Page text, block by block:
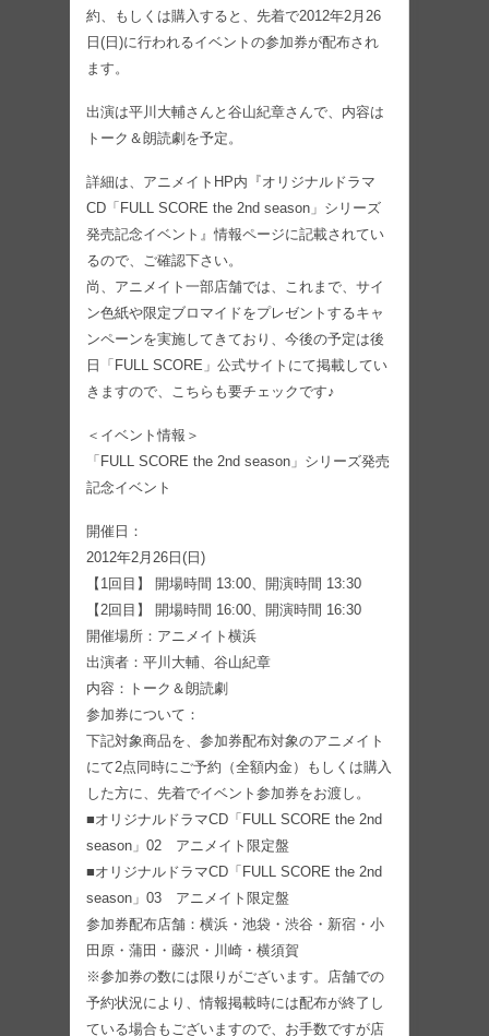
約、もしくは購入すると、先着で2012年2月26
日(日)に行われるイベントの参加券が配布され
ます。
出演は平川大輔さんと谷山紀章さんで、内容は
トーク＆朗読劇を予定。
詳細は、アニメイトHP内『オリジナルドラマ
CD「FULL SCORE the 2nd season」シリーズ
発売記念イベント』情報ページに記載されてい
るので、ご確認下さい。
尚、アニメイト一部店舗では、これまで、サイ
ン色紙や限定ブロマイドをプレゼントするキャ
ンペーンを実施してきており、今後の予定は後
日「FULL SCORE」公式サイトにて掲載してい
きますので、こちらも要チェックです♪
＜イベント情報＞
「FULL SCORE the 2nd season」シリーズ発売
記念イベント
開催日：
2012年2月26日(日)
【1回目】 開場時間 13:00、開演時間 13:30
【2回目】 開場時間 16:00、開演時間 16:30
開催場所：アニメイト横浜
出演者：平川大輔、谷山紀章
内容：トーク＆朗読劇
参加券について：
下記対象商品を、参加券配布対象のアニメイト
にて2点同時にご予約（全額内金）もしくは購入
した方に、先着でイベント参加券をお渡し。
■オリジナルドラマCD「FULL SCORE the 2nd
season」02 アニメイト限定盤
■オリジナルドラマCD「FULL SCORE the 2nd
season」03 アニメイト限定盤
参加券配布店舗：横浜・池袋・渋谷・新宿・小
田原・蒲田・藤沢・川崎・横須賀
※参加券の数には限りがございます。店舗での
予約状況により、情報掲載時には配布が終了し
ている場合もございますので、お手数ですが店